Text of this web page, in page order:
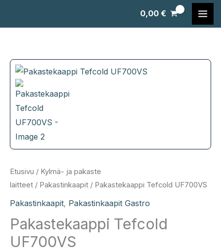
0,00€
Etusivu / Kylmä- ja pakaste
laitteet / Pakastinkaapit / Pakastekaappi Tefcold UF700VS
Pakastinkaapit, Pakastinkaapit Gastro
Pakastekaappi Tefcold
UF700VS